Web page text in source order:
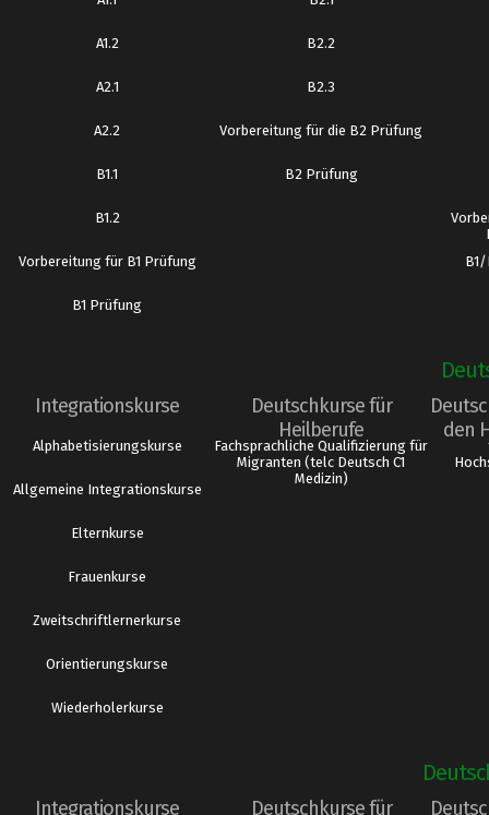
A1.2
A2.1
A2.2
B1.1
B1.2
Vorbereitung für B1 Prüfung
B1 Prüfung
B2.2
B2.3
Vorbereitung für die B2 Prüfung
B2 Prüfung
Integrationskurse
Alphabetisierungskurse
Allgemeine Integrationskurse
Elternkurse
Frauenkurse
Zweitschriftlernerkurse
Orientierungskurse
Wiederholerkurse
Deutschkurse für
Heilberufe
Fachsprachliche Qualifizierung für
Migranten (telc Deutsch C1
Medizin)
den
Integrationskurse Deutschkurse für